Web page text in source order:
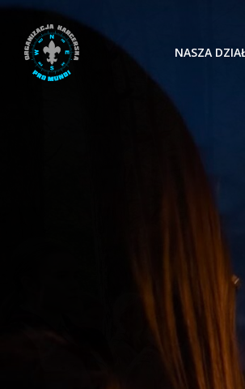
Skip
content
NASZA